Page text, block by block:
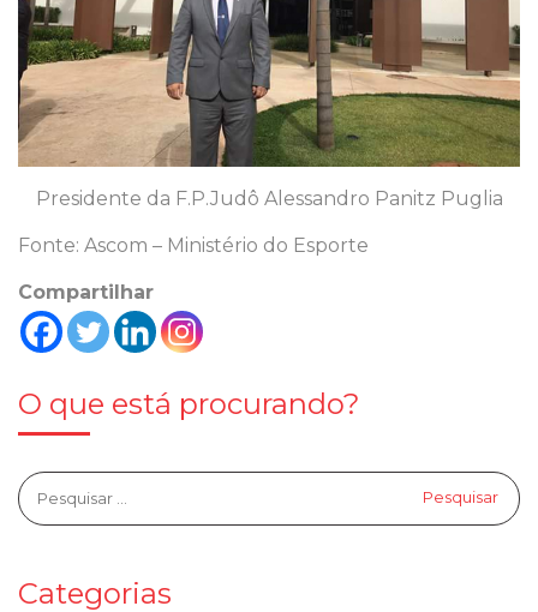
Presidente da F.P.Judô Alessandro Panitz Puglia
Fonte: Ascom – Ministério do Esporte
Compartilhar
O que está procurando?
Categorias